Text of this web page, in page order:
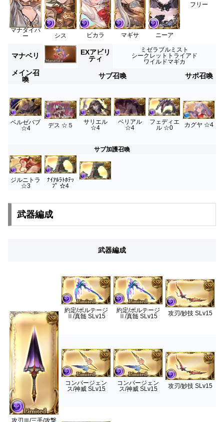
マナダイバ
ー
シス ビカラ マギサ ニーア
フリー
マナベリ
EXアビリ
ティ
ミゼラブルミスト
シークレットトライアド
ワイルドマギカ
メイン召
喚
サブ召喚 サポ召喚
ベルゼバブ
☆4
デス ☆５
サリエル
☆4
ベリアル
☆4
フェディエ
ル ☆0
カグヤ ☆4
サブ加護召喚
ジルニトラ
☆3
ﾅｲｱﾙﾗﾄﾎﾃｯ
ﾌﾟ ☆4
武器編成
武器編成
攻刃Ⅲ/三手/攻撃
約定/ボルテージ
Ⅱ/真髄 SLv15
約定/ボルテージ
Ⅱ/真髄 SLv15
攻刃/妙技 SLv15
コンバージェン
ス/神威 SLv15
コンバージェン
ス/神威 SLv15
攻刃/妙技 SLv15